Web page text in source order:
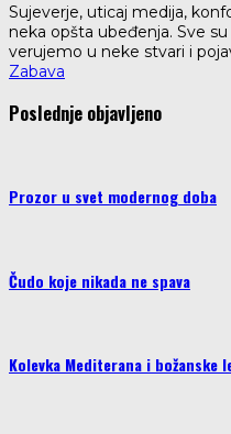
Sujeverje, uticaj medija,
neka opšta ubeđenja. Sve
verujemo u neke stvari i
Zabava
Poslednje objavljeno
Prozor u svet modernog doba
Čudo koje nikada ne spava
Kolevka Mediterana i božanske